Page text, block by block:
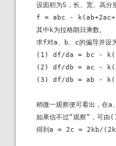
设面积为S，长、宽、高
f = abc -
其中k为拉格朗日乘数。
求f对a、b、c的偏导并设
(1) df/da = bc -
(2) df/db = ac -
(3) df/db = ab -
稍微一观察便可看出，在a
如果信不过“观察”，
得到a = 2c = 2kb/